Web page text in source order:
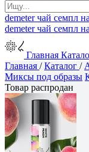
demeterчай семпл
demeterчай семпл
Главная
Главная /Каталог /
Миксы под образы
Товар распродан